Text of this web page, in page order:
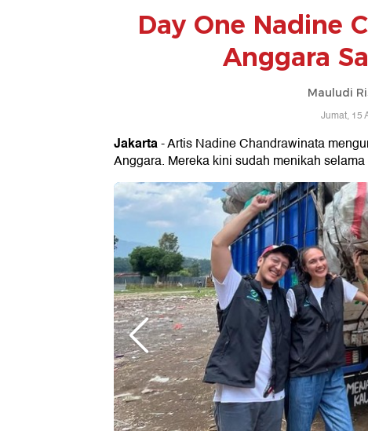
Day One Nadine
Anggara
Mauludi
Jumat, 15
Jakarta- Artis Nadine Chandrawinata
Anggara. Mereka kini sudah menikah selama